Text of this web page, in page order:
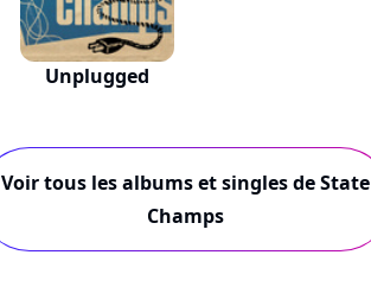
Unplugged
Voir tous les albums et singles de State
Champs